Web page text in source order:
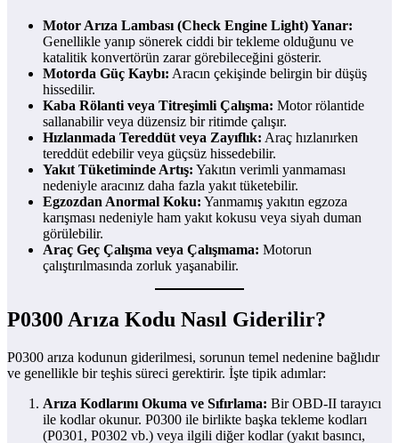
Motor Arıza Lambası (Check Engine Light) Yanar:
Genellikle yanıp sönerek ciddi bir tekleme olduğunu ve
katalitik konvertörün zarar görebileceğini gösterir.
Motorda Güç Kaybı: Aracın çekişinde belirgin bir düşüş
hissedilir.
Kaba Rölanti veya Titreşimli Çalışma: Motor rölantide
sallanabilir veya düzensiz bir ritimde çalışır.
Hızlanmada Tereddüt veya Zayıflık: Araç hızlanırken
tereddüt edebilir veya güçsüz hissedebilir.
Yakıt Tüketiminde Artış: Yakıtın verimli yanmaması
nedeniyle aracınız daha fazla yakıt tüketebilir.
Egzozdan Anormal Koku: Yanmamış yakıtın egzoza
karışması nedeniyle ham yakıt kokusu veya siyah duman
görülebilir.
Araç Geç Çalışma veya Çalışmama: Motorun
çalıştırılmasında zorluk yaşanabilir.
P0300 Arıza Kodu Nasıl Giderilir?
P0300 arıza kodunun giderilmesi, sorunun temel nedenine bağlıdır
ve genellikle bir teşhis süreci gerektirir. İşte tipik adımlar:
Arıza Kodlarını Okuma ve Sıfırlama: Bir OBD-II tarayıcı
ile kodlar okunur. P0300 ile birlikte başka tekleme kodları
(P0301, P0302 vb.) veya ilgili diğer kodlar (yakıt basıncı,